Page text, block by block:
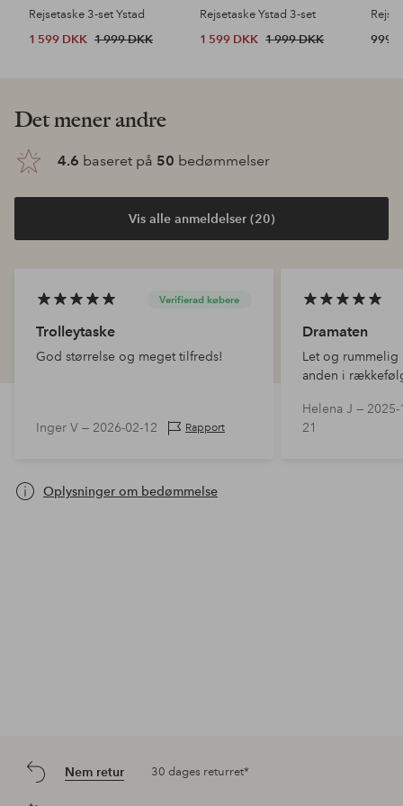
Rejsetaske 3-set Ystad
1 599 DKK 1 999 DKK
Rejsetaske Ystad 3-set
1 599 DKK 1 999 DKK
999
Det mener andre
4.6 baseret på 50 bedømmelser
Vis alle anmeldelser (20)
Verifierad købere
Trolleytaske
God størrelse og meget tilfreds!
Inger V — 2026-02-12 Rapport
Dramaten
Let og rummelig
anden i
Helena J — 2025-
21
Oplysninger om bedømmelse
Nem retur 30 dages returret*